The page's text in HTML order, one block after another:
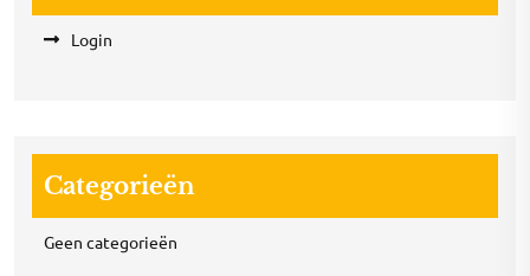
Login
Categorieën
Geen categorieën